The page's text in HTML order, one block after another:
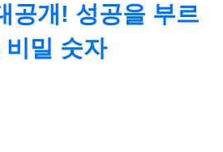
i
공개! 성공을 부르
비밀 숫자